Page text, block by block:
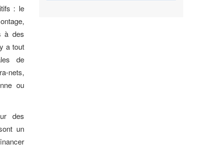
: le
à des
a tout
de
nets,
ou
des
un